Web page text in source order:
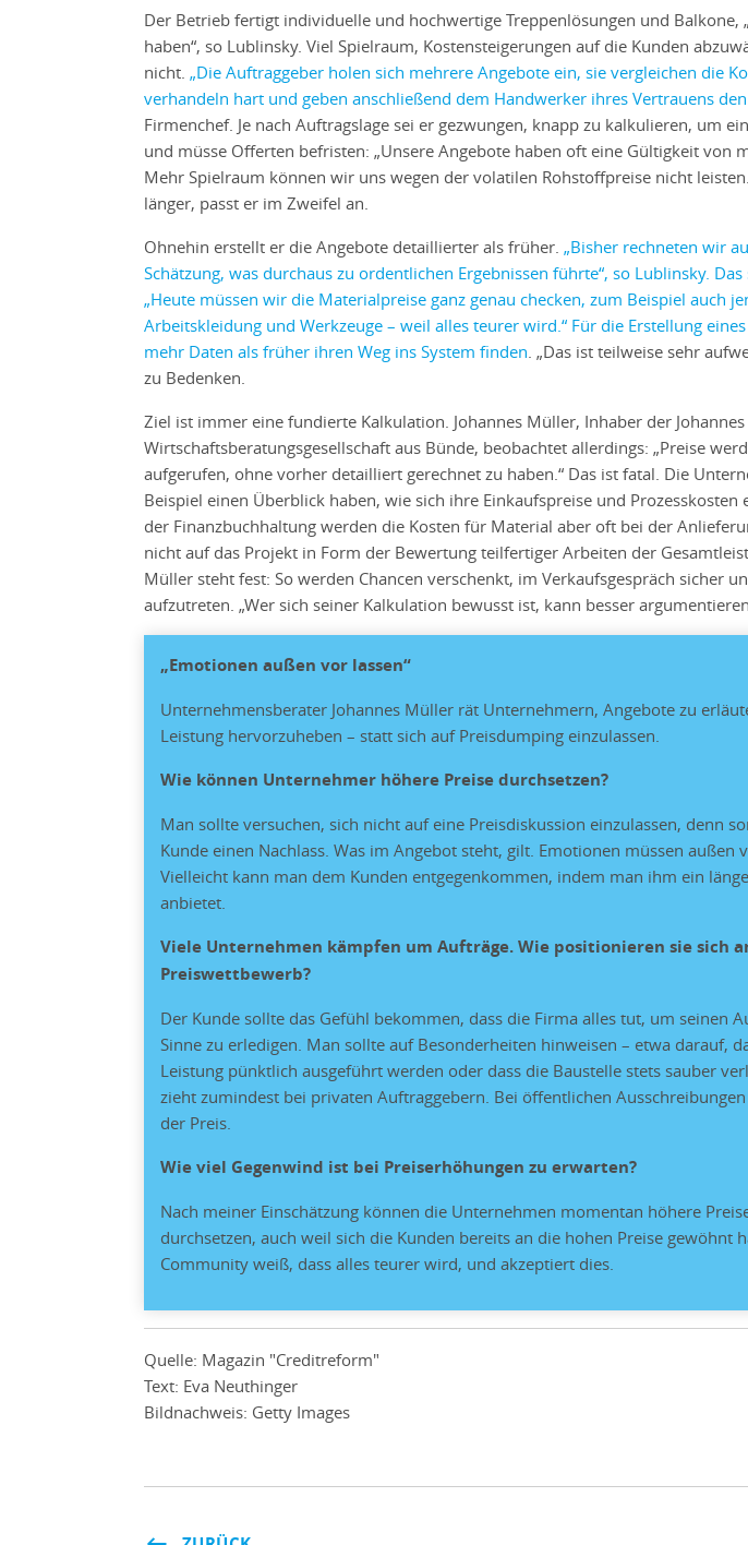
Der Betrieb fertigt individuelle und hochwertige Treppenlösungen und Balkone,
haben“, so Lublinsky. Viel Spielraum, Kostensteigerungen auf die Kunden
nicht. „Die Auftraggeber holen sich mehrere Angebote ein, sie vergleichen die
verhandeln hart und geben anschließend dem Handwerker ihres Vertrauens den
Firmenchef. Je nach Auftragslage sei er gezwungen, knapp zu kalkulieren, um
und müsse Offerten befristen: „Unsere Angebote haben oft eine Gültigkeit von
Mehr Spielraum können wir uns wegen der volatilen Rohstoffpreise nicht
länger, passt er im Zweifel an.
Ohnehin erstellt er die Angebote detaillierter als früher. „Bisher rechneten wir
Schätzung, was durchaus zu ordentlichen Ergebnissen führte“, so Lublinsky. Das
„Heute müssen wir die Materialpreise ganz genau checken, zum Beispiel auch
Arbeitskleidung und Werkzeuge – weil alles teurer wird.“ Für die Erstellung
mehr Daten als früher ihren Weg ins System finden. „Das ist teilweise sehr
zu Bedenken.
Ziel ist immer eine fundierte Kalkulation. Johannes Müller, Inhaber der
Wirtschaftsberatungsgesellschaft aus Bünde, beobachtet allerdings: „Preise
aufgerufen, ohne vorher detailliert gerechnet zu haben.“ Das ist fatal. Die
Beispiel einen Überblick haben, wie sich ihre Einkaufspreise und Prozesskosten
der Finanzbuchhaltung werden die Kosten für Material aber oft bei der
nicht auf das Projekt in Form der Bewertung teilfertiger Arbeiten der
Müller steht fest: So werden Chancen verschenkt, im Verkaufsgespräch sicher
aufzutreten. „Wer sich seiner Kalkulation bewusst ist, kann besser
„Emotionen außen vor lassen“
Unternehmensberater Johannes Müller rät Unternehmern, Angebote zu
Leistung hervorzuheben – statt sich auf Preisdumping einzulassen.
Wie können Unternehmer höhere Preise durchsetzen?
Man sollte versuchen, sich nicht auf eine Preisdiskussion einzulassen, denn
Kunde einen Nachlass. Was im Angebot steht, gilt. Emotionen müssen außen
Vielleicht kann man dem Kunden entgegenkommen, indem man ihm ein
anbietet.
Viele Unternehmen kämpfen um Aufträge. Wie positionieren sie sich
Preiswettbewerb?
Der Kunde sollte das Gefühl bekommen, dass die Firma alles tut, um seinen
Sinne zu erledigen. Man sollte auf Besonderheiten hinweisen – etwa darauf,
Leistung pünktlich ausgeführt werden oder dass die Baustelle stets sauber
zieht zumindest bei privaten Auftraggebern. Bei öffentlichen
der Preis.
Wie viel Gegenwind ist bei Preiserhöhungen zu erwarten?
Nach meiner Einschätzung können die Unternehmen momentan höhere
durchsetzen, auch weil sich die Kunden bereits an die hohen Preise gewöhnt
Community weiß, dass alles teurer wird, und akzeptiert dies.
Quelle: Magazin "Creditreform"
Text: Eva Neuthinger
Bildnachweis: Getty Images